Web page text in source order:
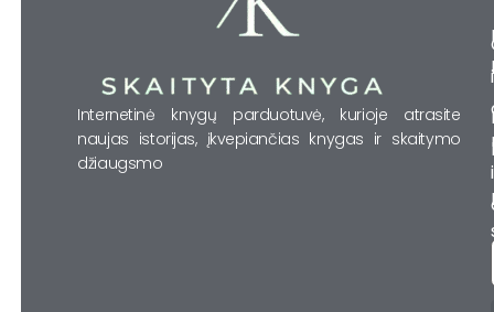
Internetinė knygų parduotuvė, kurioje atrasite
naujas istorijas, įkvepiančias knygas ir skaitymo
džiaugsmo